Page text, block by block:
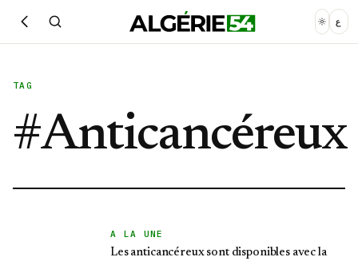
ع
TAG
#Anticancéreux
A LA UNE
Les anticancéreux sont disponibles avec la